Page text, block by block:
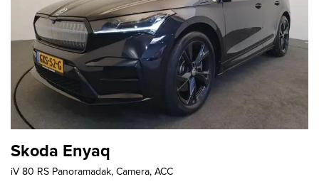
Skoda Enyaq
iV 80 RS Panoramadak, Camera, ACC